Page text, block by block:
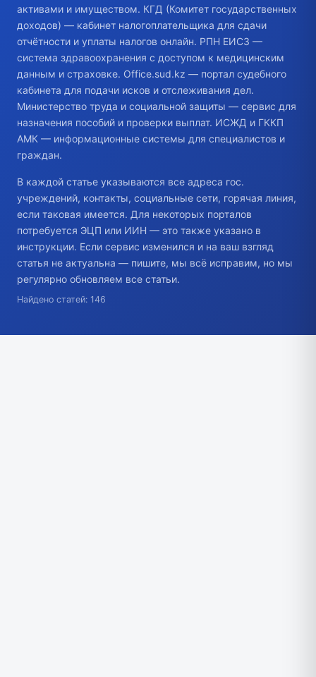
активами и имуществом. КГД (Комитет государственных
доходов) — кабинет налогоплательщика для сдачи
отчётности и уплаты налогов онлайн. РПН ЕИСЗ —
система здравоохранения с доступом к медицинским
данным и страховке. Office.sud.kz — портал судебного
кабинета для подачи исков и отслеживания дел.
Министерство труда и социальной защиты — сервис для
назначения пособий и проверки выплат. ИСЖД и ГККП
АМК — информационные системы для специалистов и
граждан.
В каждой статье указываются все адреса гос.
учреждений, контакты, социальные сети, горячая линия,
если таковая имеется. Для некоторых порталов
потребуется ЭЦП или ИИН — это также указано в
инструкции. Если сервис изменился и на ваш взгляд
статья не актуальна — пишите, мы всё исправим, но мы
регулярно обновляем все статьи.
Найдено статей: 146